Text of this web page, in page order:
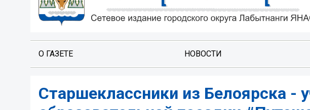
О ГАЗЕТЕ НОВОСТИ
Старшеклассники из Белоярска -